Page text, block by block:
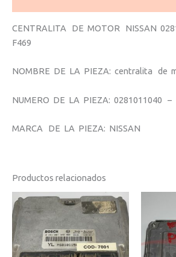
CENTRALITA DE MOTOR NISSAN
F469
NOMBRE DE LA PIEZA: centralita de
NUMERO DE LA PIEZA: 0281011040 –
MARCA DE LA PIEZA: NISSAN
Productos relacionados